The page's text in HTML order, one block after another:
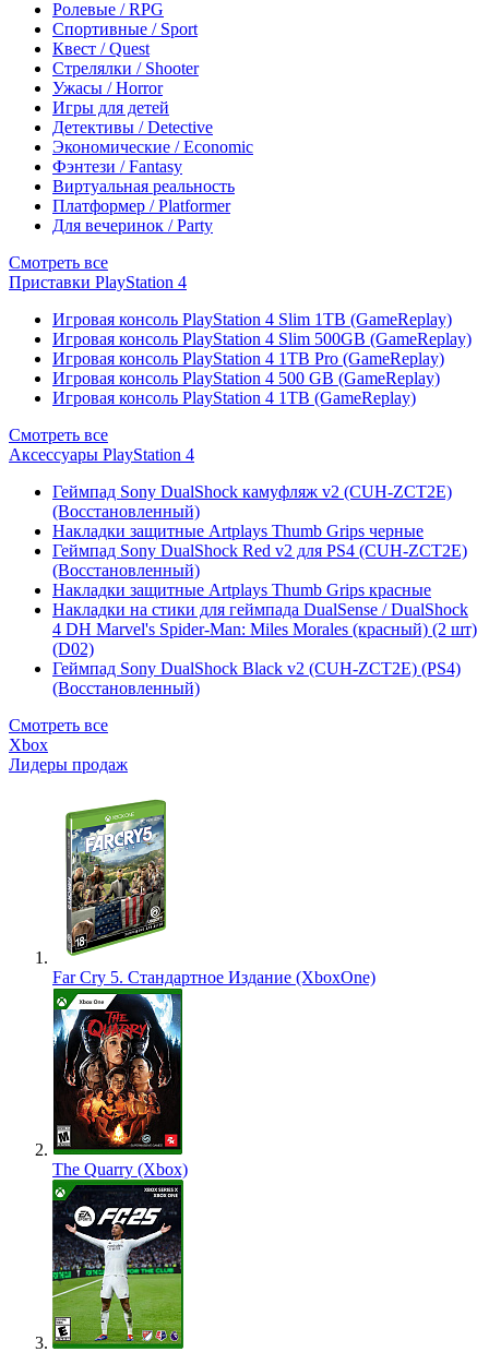
Ролевые / RPG
Спортивные / Sport
Квест / Quest
Стрелялки / Shooter
Ужасы / Horror
Игры для детей
Детективы / Detective
Экономические / Economic
Фэнтези / Fantasy
Виртуальная реальность
Платформер / Platformer
Для вечеринок / Party
Смотреть все
Приставки PlayStation 4
Игровая консоль PlayStation 4 Slim 1TB (GameReplay)
Игровая консоль PlayStation 4 Slim 500GB (GameReplay)
Игровая консоль PlayStation 4 1TB Pro (GameReplay)
Игровая консоль PlayStation 4 500 GB (GameReplay)
Игровая консоль PlayStation 4 1TB (GameReplay)
Смотреть все
Аксессуары PlayStation 4
Геймпад Sony DualShock камуфляж v2 (CUH-ZCT2E)
(Восстановленный)
Накладки защитные Artplays Thumb Grips черные
Геймпад Sony DualShock Red v2 для PS4 (CUH-ZCT2E)
(Восстановленный)
Накладки защитные Artplays Thumb Grips красные
Накладки на стики для геймпада DualSense / DualShock
4 DH Marvel's Spider-Man: Miles Morales (красный) (2 шт)
(D02)
Геймпад Sony DualShock Black v2 (CUH-ZCT2E) (PS4)
(Восстановленный)
Смотреть все
Xbox
Лидеры продаж
Far Cry 5. Стандартное Издание (XboxOne)
The Quarry (Xbox)